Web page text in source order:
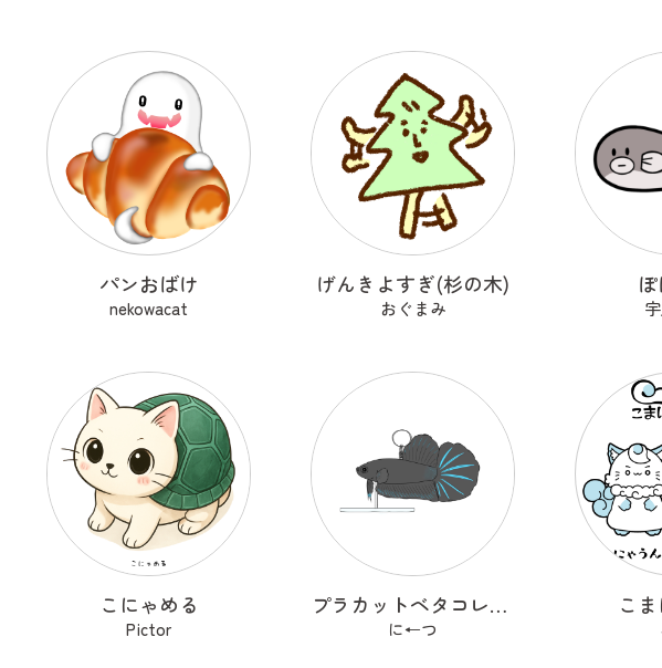
パンおばけ
nekowacat
げんきよすぎ(杉の木)
おぐまみ
こにゃめる
Pictor
プラカットベタコレクションver.1
に←つ
こ